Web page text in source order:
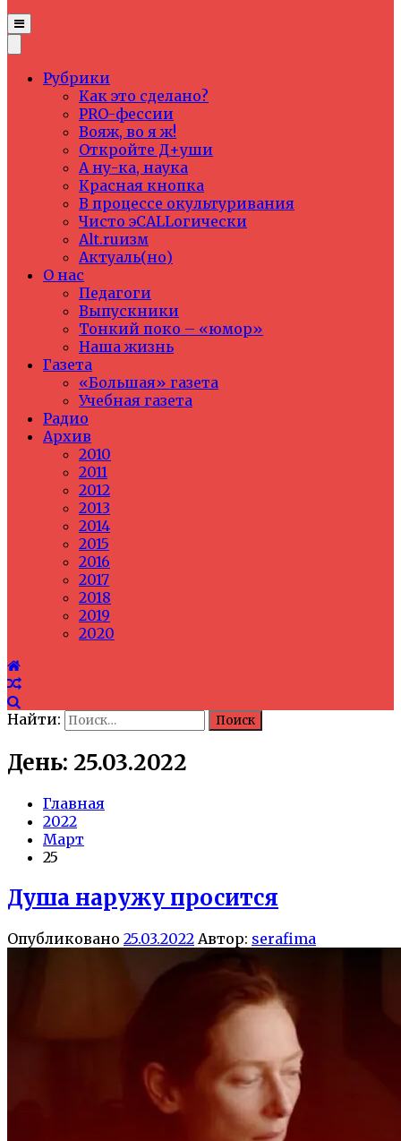
Рубрики
Как это сделано?
PRO-фессии
Вояж, во я ж!
Откройте Д+уши
А ну-ка, наука
Красная кнопка
В процессе окультуривания
Чисто эCALLогически
Alt.ruизм
Актуаль(но)
О нас
Педагоги
Выпускники
Тонкий поко – «юмор»
Наша жизнь
Газета
«Большая» газета
Учебная газета
Радио
Архив
2010
2011
2012
2013
2014
2015
2016
2017
2018
2019
2020
Найти:
День: 25.03.2022
Главная
2022
Март
25
Душа наружу просится
Опубликовано 25.03.2022 Автор: serafima